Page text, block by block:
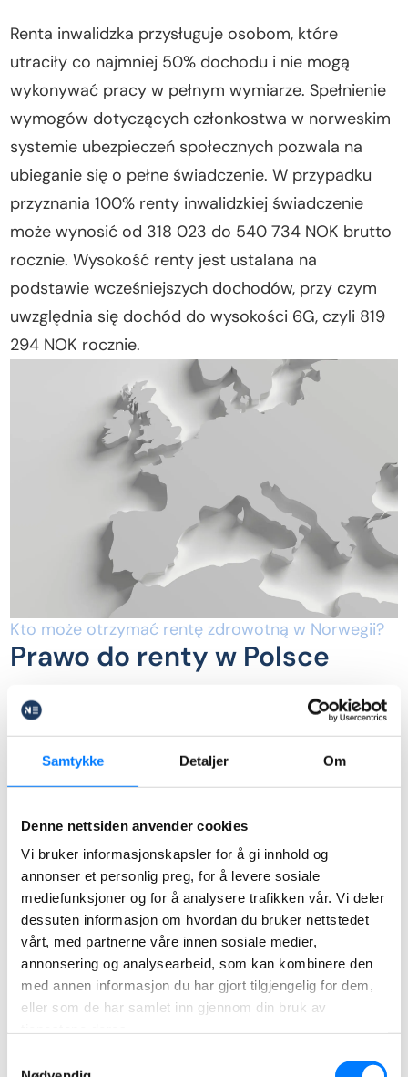
Samtykke Detaljer Om
Denne nettsiden anvender cookies
Vi bruker informasjonskapsler for å gi innhold og
annonser et personlig preg, for å levere sosiale
mediefunksjoner og for å analysere trafikken vår. Vi deler
dessuten informasjon om hvordan du bruker nettstedet
vårt, med partnerne våre innen sosiale medier,
annonsering og analysearbeid, som kan kombinere den
med annen informasjon du har gjort tilgjengelig for dem,
eller som de har samlet inn gjennom din bruk av
Renta inwalidzka przysługuje osobom, które
utraciły co najmniej 50% dochodu i nie mogą
wykonywać pracy w pełnym wymiarze. Spełnienie
wymogów dotyczących członkostwa w norweskim
systemie ubezpieczeń społecznych pozwala na
ubieganie się o pełne świadczenie. W przypadku
przyznania 100% renty inwalidzkiej świadczenie
może wynosić od 318 023 do 540 734 NOK brutto
rocznie. Wysokość renty jest ustalana na
podstawie wcześniejszych dochodów, przy czym
uwzględnia się dochód do wysokości 6G, czyli 819
294 NOK rocznie.
Kto może otrzymać rentę zdrowotną w Norwegii?
Prawo do renty w Polsce
Renta z Norwegii może być wypłacana także
osobom mieszkającym w Polsce lub innym kraju
EOG. Jeżeli osoba pobierająca rentę wyjechała z
Norwegii na okres krótszy niż 12 miesięcy, nie ma to
wpływu na prawo do zachowania świadczenia,
ponieważ taka osoba nadal pozostaje członkiem
norweskiego systemu ubezpieczeń społecznych.
Świadczeniobiorca , który wyprowadza się z
Norwegii do Polski lub mieszka w Polsce na stałe,
może nadal pobierać rentę zdrowotną z Norwegii,
mimo utraty członkostwa w norweskim systemie
opieki społecznej. W Polsce renta może być